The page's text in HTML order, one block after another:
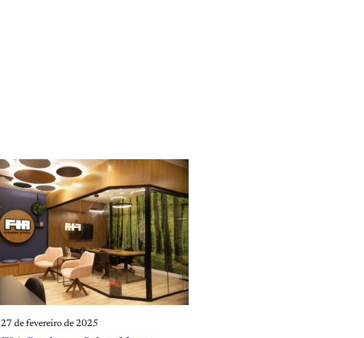
27 de fevereiro de 2025